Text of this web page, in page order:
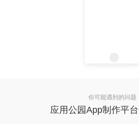
你可能遇到的问题
应用公园App制作平